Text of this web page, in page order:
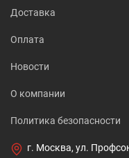
Доставка
Оплата
Новости
О компании
Политика безопасности
г. Москва, ул.